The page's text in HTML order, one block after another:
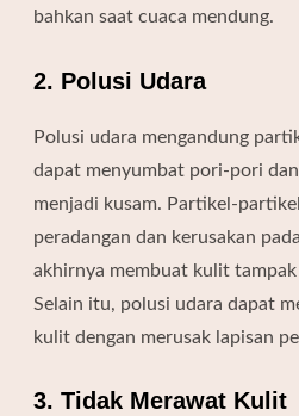
bahkan saat cuaca mendung.
2. Polusi Udara
Polusi udara mengandung
dapat menyumbat pori-pori
menjadi kusam. Partikel-
peradangan dan kerusakan
akhirnya membuat kulit
Selain itu, polusi udara dapat
kulit dengan merusak lapisan
3. Tidak Merawat Kulit